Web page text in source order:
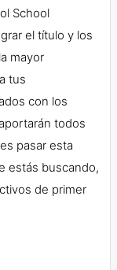
School
el título y los
mayor
tus
con los
todos
pasar esta
estás buscando,
de primer